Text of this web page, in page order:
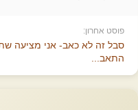
פוסט אחרון:
סבל זה לא כאב- אני מציעה
התאב...